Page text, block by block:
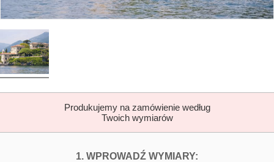
Produkujemy na zamówienie według
Twoich wymiarów
1. WPROWADŹ WYMIARY: